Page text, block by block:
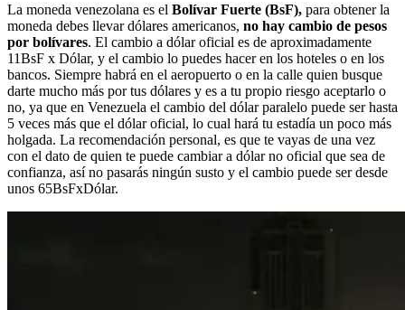
La moneda venezolana es el Bolívar Fuerte (BsF), para obtener la
moneda debes llevar dólares americanos, no hay cambio de pesos
por bolívares. El cambio a dólar oficial es de aproximadamente
11BsF x Dólar, y el cambio lo puedes hacer en los hoteles o en los
bancos. Siempre habrá en el aeropuerto o en la calle quien busque
darte mucho más por tus dólares y es a tu propio riesgo aceptarlo o
no, ya que en Venezuela el cambio del dólar paralelo puede ser hasta
5 veces más que el dólar oficial, lo cual hará tu estadía un poco más
holgada. La recomendación personal, es que te vayas de una vez
con el dato de quien te puede cambiar a dólar no oficial que sea de
confianza, así no pasarás ningún susto y el cambio puede ser desde
unos 65BsFxDólar.